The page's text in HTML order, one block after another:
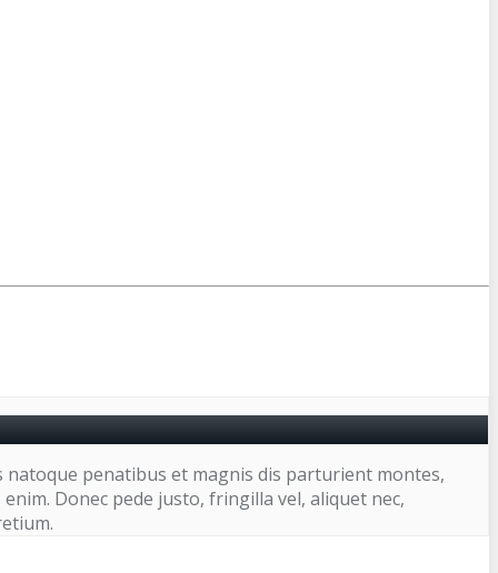
natoque penatibus et magnis dis parturient montes,
Donec pede justo, fringilla vel, aliquet nec,